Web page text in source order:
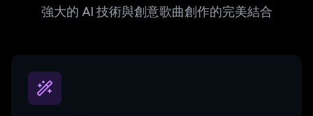
強大的 AI 技術與創意歌曲創作的完美結合